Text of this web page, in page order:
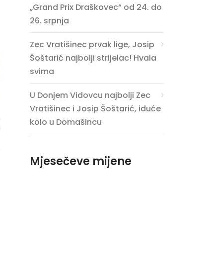
„Grand Prix Draškovec“ od 24. do
26. srpnja
Zec Vratišinec prvak lige, Josip
Šoštarić najbolji strijelac! Hvala
svima
U Donjem Vidovcu najbolji Zec
Vratišinec i Josip Šoštarić, iduće
kolo u Domašincu
Mjesečeve mijene